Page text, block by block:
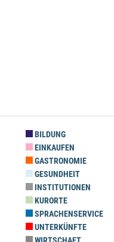
BILDUNG
EINKAUFEN
GASTRONOMIE
GESUNDHEIT
INSTITUTIONEN
KURORTE
SPRACHENSERVICE
UNTERKÜNFTE